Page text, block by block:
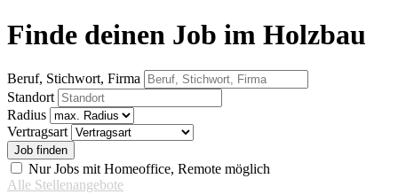
Finde deinen Job im Holzbau
Beruf, Stichwort, Firma
Standort
Radius
Vertragsart
Nur Jobs mit Homeoffice, Remote möglich
Alle Stellenangebote